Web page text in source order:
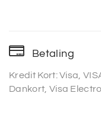
Betaling
Kredit Kort: Visa,
Dankort, Visa